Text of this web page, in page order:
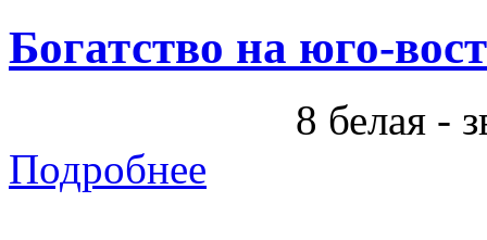
Богатство на юго-
8 белая -
Подробнее